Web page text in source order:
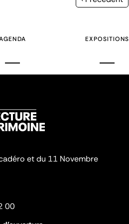
EXPOSITIONS
et du 11 Novembre
00